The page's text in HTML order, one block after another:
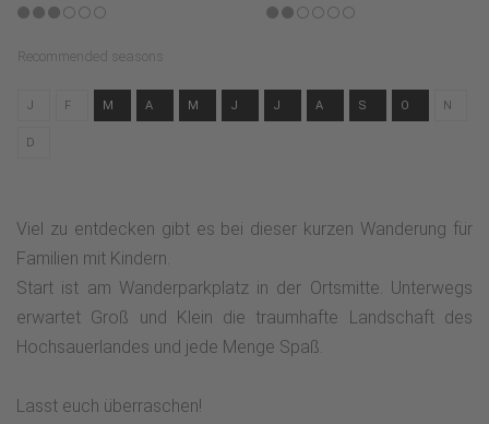
Recommended seasons
J F M A M J J A S O N
D
Viel zu entdecken gibt es bei dieser kurzen Wanderung für
Familien mit Kindern.
Start ist am Wanderparkplatz in der Ortsmitte. Unterwegs
erwartet Groß und Klein die traumhafte Landschaft des
Hochsauerlandes und jede Menge Spaß.
Lasst euch überraschen!